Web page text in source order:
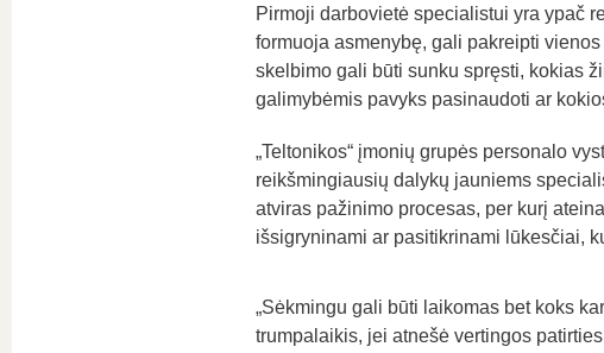
Pirmoji darbovietė specialistui yra ypač
formuoja asmenybę, gali pakreipti
skelbimo gali būti sunku spręsti, kokias
galimybėmis pavyks pasinaudoti ar
„Teltonikos“ įmonių grupės personalo
reikšmingiausių dalykų jauniems
atviras pažinimo procesas, per kurį
išsigryninami ar pasitikrinami lūkesčiai,
„Sėkmingu gali būti laikomas bet koks
trumpalaikis, jei atnešė vertingos